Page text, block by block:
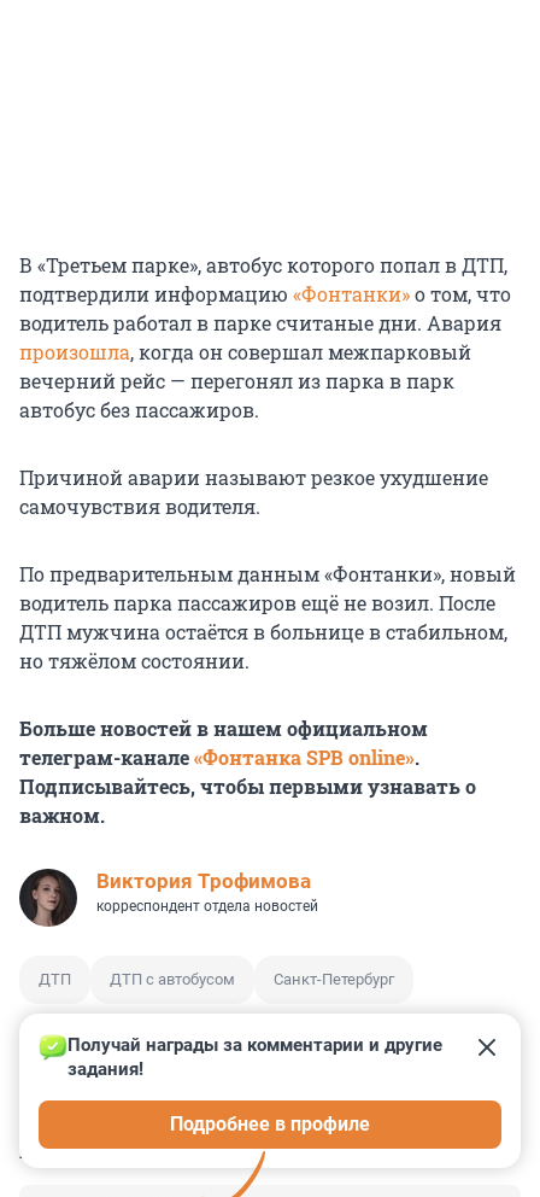
В «Третьем парке», автобус которого попал в ДТП,
подтвердили информацию «Фонтанки»о том, что
водитель работал в парке считаные дни. Авария
произошла, когда он совершал межпарковый
вечерний рейс — перегонял из парка в парк
автобус без пассажиров.
Причиной аварии называют резкое ухудшение
самочувствия водителя.
По предварительным данным «Фонтанки», новый
водитель парка пассажиров ещё не возил. После
ДТП мужчина остаётся в больнице в стабильном,
но тяжёлом состоянии.
Больше новостей в нашем официальном
телеграм-канале«Фонтанка SPB online».
Подписывайтесь, чтобы первыми узнавать о
важном.
Виктория Трофимова
корреспондент отдела новостей
ДТП ДТП с автобусом Санкт-Петербург
КОММЕНТАРИИ 25
Получай награды за комментарии и другие
задания!
Подробнее в профиле